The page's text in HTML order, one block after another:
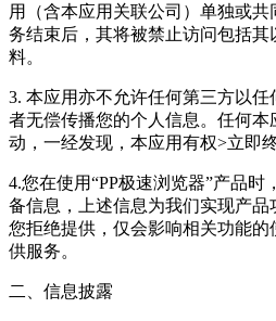
用（含本应用关联公司）单独或
务结束后，其将被禁止访问包括
料。
3. 本应用亦不允许任何第三方以
者无偿传播您的个人信息。任何
动，一经发现，本应用有权>立即
4.您在使用“PP极速浏览器”产品
备信息，上述信息为我们实现产
您拒绝提供，仅会影响相关功能
供服务。
二、信息披露